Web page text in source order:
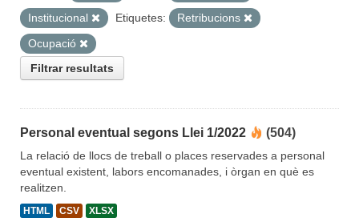
Institucional
Etiquetes:
Retribucions
Ocupació
Filtrar resultats
Personal eventual segons Llei 1/2022 (504)
La relació de llocs de treball o places reservades a personal
eventual existent, labors encomanades, i òrgan en què es
realitzen.
HTML CSV XLSX